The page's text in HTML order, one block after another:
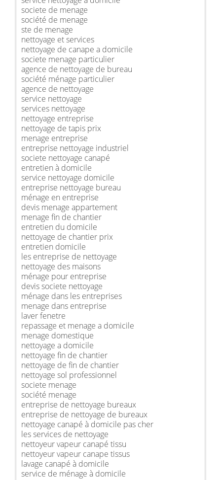
societe de menage
société de menage
ste de menage
nettoyage et services
nettoyage de canape a domicile
societe menage particulier
agence de nettoyage de bureau
société ménage particulier
agence de nettoyage
service nettoyage
services nettoyage
nettoyage entreprise
nettoyage de tapis prix
menage entreprise
entreprise nettoyage industriel
societe nettoyage canapé
entretien à domicile
service nettoyage domicile
entreprise nettoyage bureau
ménage en entreprise
devis menage appartement
menage fin de chantier
entretien du domicile
nettoyage de chantier prix
entretien domicile
les entreprise de nettoyage
nettoyage des maisons
ménage pour entreprise
devis societe nettoyage
ménage dans les entreprises
menage dans entreprise
laver fenetre
repassage et menage a domicile
menage domestique
nettoyage a domicile
nettoyage fin de chantier
nettoyage de fin de chantier
nettoyage sol professionnel
societe menage
société menage
entreprise de nettoyage bureaux
entreprise de nettoyage de bureaux
nettoyage canapé à domicile pas cher
les services de nettoyage
nettoyeur vapeur canapé tissu
nettoyeur vapeur canape tissus
lavage canapé à domicile
service de ménage à domicile